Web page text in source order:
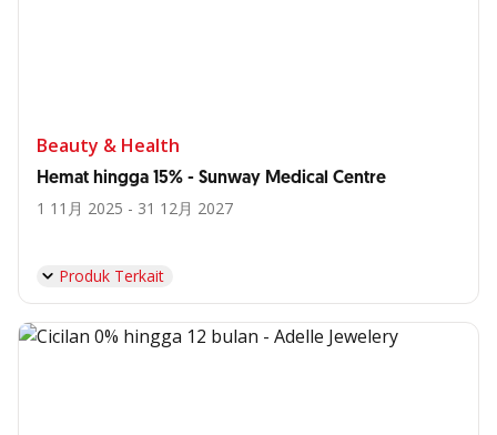
Beauty & Health
Hemat hingga 15% - Sunway Medical Centre
1 11月 2025 - 31 12月 2027
Produk Terkait